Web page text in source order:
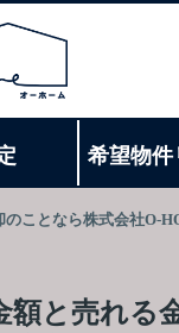
希望物件
のことなら株式会社O-
額と売れる